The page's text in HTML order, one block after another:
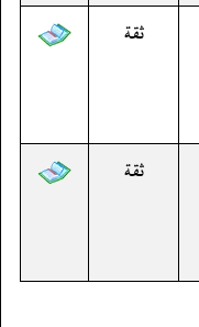
ثقة
ثقة